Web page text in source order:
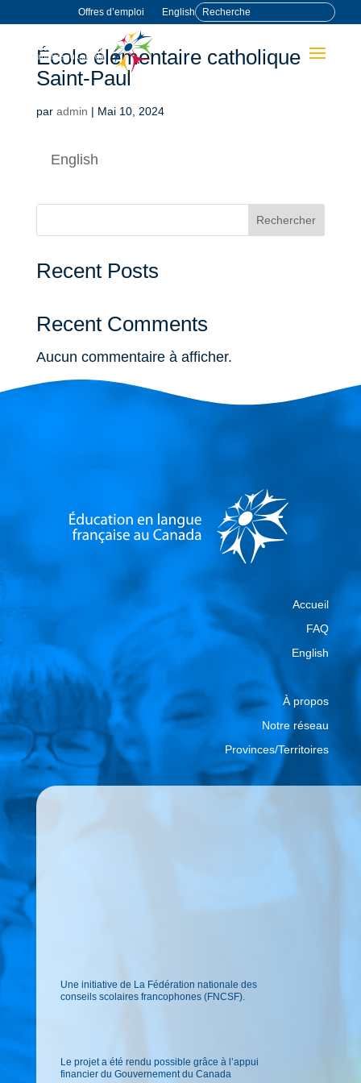
Offres d’emploi English
École élémentaire catholique
Saint-Paul
par admin | Mai 10, 2024
English
Rechercher
Recent Posts
Recent Comments
Aucun commentaire à afficher.
Accueil
FAQ
English
À propos
Notre réseau
Provinces/Territoires
Une initiative de La Fédération nationale des
conseils scolaires francophones (FNCSF).
Le projet a été rendu possible grâce à l’appui
financier du Gouvernement du Canada